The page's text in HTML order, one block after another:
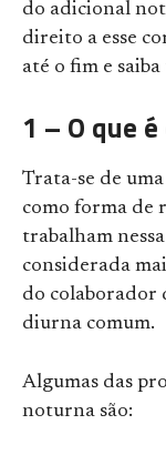
do adicional
direito a esse
até o fim e
1 – O que
Trata-se de
como forma de
trabalham
considerada
do colaborador
diurna comum.
Algumas das
noturna são: